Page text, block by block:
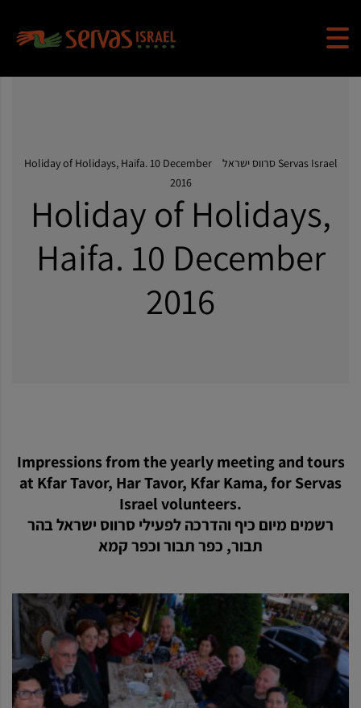
Servas Israel סרווס ישראל >
Holiday of Holidays, Haifa. 10 December
2016
Holiday of Holidays,
Haifa. 10 December
2016
Impressions from the yearly meeting and tours
at Kfar Tavor, Har Tavor, Kfar Kama, for Servas
Israel volunteers.
רשמים מיום כיף והדרכה לפעילי סרווס ישראל בהר
תבור, כפר תבור וכפר קמא